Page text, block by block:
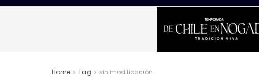
Home Tag sin modificación